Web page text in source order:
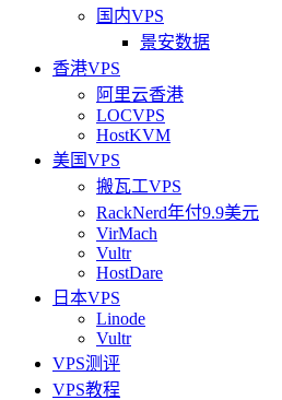
国内VPS
景安数据
香港VPS
阿里云香港
LOCVPS
HostKVM
美国VPS
搬瓦工VPS
RackNerd年付9.9美元
VirMach
Vultr
HostDare
日本VPS
Linode
Vultr
VPS测评
VPS教程